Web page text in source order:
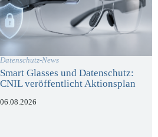
Datenschutz-News
Smart Glasses und Datenschutz:
CNIL veröffentlicht Aktionsplan
06.08.2026